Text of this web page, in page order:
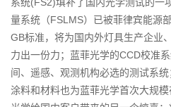
量系统（FSLMS）已被菲律宾能源
GB标准，将为国内外灯具生产企业
力出一份力；蓝菲光学的CCD校准
间、遥感、观测机构必选的测试系
涂料和材料也为蓝菲光学首次大规